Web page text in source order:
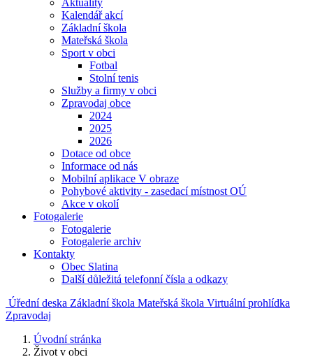
Aktuality
Kalendář akcí
Základní škola
Mateřská škola
Sport v obci
Fotbal
Stolní tenis
Služby a firmy v obci
Zpravodaj obce
2024
2025
2026
Dotace od obce
Informace od nás
Mobilní aplikace V obraze
Pohybové aktivity - zasedací místnost OÚ
Akce v okolí
Fotogalerie
Fotogalerie
Fotogalerie archiv
Kontakty
Obec Slatina
Další důležitá telefonní čísla a odkazy
Úřední deska Základní škola Mateřská škola Virtuální prohlídka
Zpravodaj
Úvodní stránka
Život v obci